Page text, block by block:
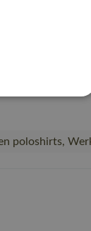
poloshirts,